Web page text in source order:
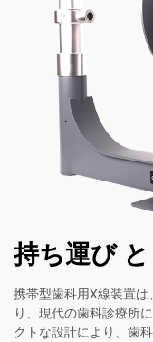
持ち運び
携帯型歯科用X線装置
り、現代の歯科診療所
クトな設計により、歯